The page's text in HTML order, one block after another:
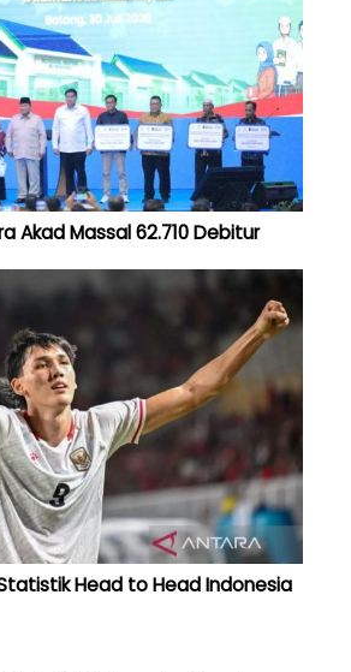
Akad Massal 62.710 Debitur
Head to Head Indonesia